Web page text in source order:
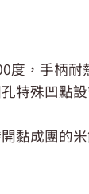
度，手柄耐
特殊凹點
黏成團的
匙 | 炒飯專